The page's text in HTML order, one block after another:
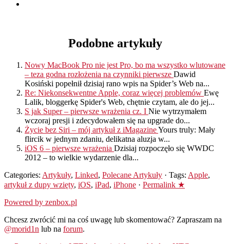
Podobne artykuły
Nowy MacBook Pro nie jest Pro, bo ma wszystko wlutowane
– teza godna rozłożenia na czynniki pierwsze Dawid
Kosiński popełnił dzisiaj rano wpis na Spider’s Web na...
Re: Niekonsekwentne Apple, coraz więcej problemów Ewę
Lalik, bloggerkę Spider's Web, chętnie czytam, ale do jej...
S jak Super – pierwsze wrażenia cz. I Nie wytrzymałem
wczoraj presji i zdecydowałem się na upgrade do...
Życie bez Siri – mój artykuł z iMagazineYours truly: Mały
flircik w jednym zdaniu, delikatna aluzja w...
iOS 6 – pierwsze wrażenia Dzisiaj rozpoczęło się WWDC
2012 – to wielkie wydarzenie dla...
Categories: Artykuły, Linked, Polecane Artykuły · Tags: Apple,
artykuł z dupy wzięty, iOS, iPad, iPhone · Permalink ★
Powered by zenbox.pl
Chcesz zwrócić mi na coś uwagę lub skomentować? Zapraszam na
@morid1n lub na forum.